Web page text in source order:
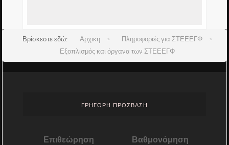
Βρίσκεστε εδώ: Αρχικη > Πληροφοριές για ΣΤΕΕΕΓΦ
>
Εξοπλισμός και όργανα των ΣΤΕΕΕΓΦ
ΓΡΗΓΟΡΗ ΠΡΟΣΒΑΣΗ
Επιθεώρηση Βαθμονόμηση